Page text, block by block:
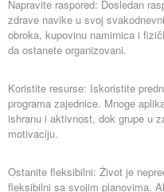
Napravite raspored: Dosledan
zdrave navike u svoj
obroka, kupovinu namirnica i
da ostanete organizovani.
Koristite resurse: Iskoristite
programa zajednice. Mnoge
ishranu i aktivnost, dok grupe u
motivaciju.
Ostanite fleksibilni: Život je
fleksibilni sa svojim planovima.